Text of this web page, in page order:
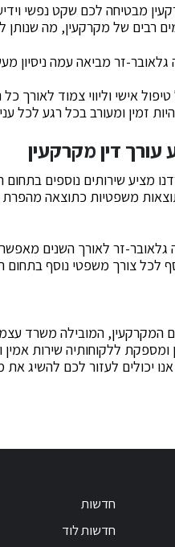
מבטיחה לכם שקט נפשי
רבים של מקרקעין, מה שנותן
זר מביאה עמה ניסיון
אישי וליווי צמוד לאורך
זמין ומעורב בכל רגע לכל
עורך דין מקרקעין
מציע שירותים נוספים בתחום
גלאובר-זר לאורך השנים
לכל צורך משפטי נוסף בתחום
המקרקעין, המובילה משרד
ללקוחותיה שירות
יכולים לעזור לכם להשיג
חדשות
חדשות לוד